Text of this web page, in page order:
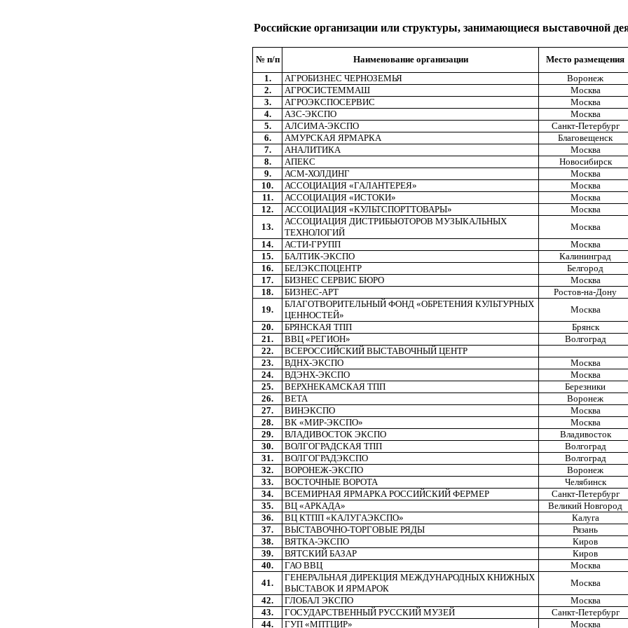
Российские организации или структуры, занимающиеся выставочной
№ п/п Наименование организации
Место размещения
1.
АГРОБИЗНЕС ЧЕРНОЗЕМЬЯ
Воронеж
2.
АГРОСИСТЕММАШ
Москва
3.
АГРОЭКСПОСЕРВИС
Москва
4.
АЗС-ЭКСПО
Москва
5.
АЛСИМА-ЭКСПО
Санкт-Петербург
6.
АМУРСКАЯ ЯРМАРКА
Благовещенск
7.
АНАЛИТИКА
Москва
8.
АПЕКС
Новосибирск
9.
АСМ-ХОЛДИНГ
Москва
10.
АССОЦИАЦИЯ «ГАЛАНТЕРЕЯ»
Москва
11.
АССОЦИАЦИЯ «ИСТОКИ»
Москва
12.
АССОЦИАЦИЯ «КУЛЬТСПОРТТОВАРЫ»
Москва
13.
АССОЦИАЦИЯ ДИСТРИБЬЮТОРОВ МУЗЫ­КАЛЬНЫХ
ТЕХНОЛОГИЙ
Москва
14.
АСТИ-ГРУПП
Москва
15.
БАЛТИК-ЭКСПО
Калининград
16.
БЕЛЭКСПОЦЕНТР
Белгород
17.
БИЗНЕС СЕРВИС БЮРО
Москва
18.
БИЗНЕС-APT
Ростов-на-Дону
19.
БЛАГОТВОРИТЕЛЬНЫЙ ФОНД «ОБРЕТЕНИЯ КУЛЬТУРНЫХ
ЦЕННОСТЕЙ»
Москва
20.
БРЯНСКАЯ ТПП
Брянск
21.
ВВЦ «РЕГИОН»
Волгоград
22.
ВСЕРОССИЙСКИЙ ВЫСТАВОЧНЫЙ ЦЕНТР
23.
ВДНХ-ЭКСПО
Москва
24.
ВДЭНХ-ЭКСПО
Москва
25.
ВЕРХНЕКАМСКАЯ ТПП
Березники
26.
BETA
Воронеж
27.
ВИНЭКСПО
Москва
28.
ВК «МИР-ЭКСПО»
Москва
29.
ВЛАДИВОСТОК ЭКСПО
Владивосток
30.
ВОЛГОГРАДСКАЯ ТПП
Волгоград
31.
ВОЛГОГРАДЭКСПО
Волгоград
32.
ВОРОНЕЖ-ЭКСПО
Воронеж
33.
ВОСТОЧНЫЕ ВОРОТА
Челябинск
34.
ВСЕМИРНАЯ ЯРМАРКА РОССИЙСКИЙ ФЕРМЕР
Санкт-Петербург
35.
ВЦ «АРКАДА»
Великий Новгород
36.
ВЦ КТПП «КАЛУГАЭКСПО»
Калуга
37.
ВЫСТАВОЧНО-ТОРГОВЫЕ РЯДЫ
Рязань
38.
ВЯТКА-ЭКСПО
Киров
39.
ВЯТСКИЙ БАЗАР
Киров
40.
ГАО ВВЦ
Москва
41.
ГЕНЕРАЛЬНАЯ ДИРЕКЦИЯ МЕЖДУНАРОДНЫХ КНИЖНЫХ
ВЫСТАВОК И ЯРМАРОК
Москва
42.
ГЛОБАЛ ЭКСПО
Москва
43.
ГОСУДАРСТВЕННЫЙ РУССКИЙ МУЗЕЙ
Санкт-Петербург
44.
ГУП «МПТЦИР» Москва